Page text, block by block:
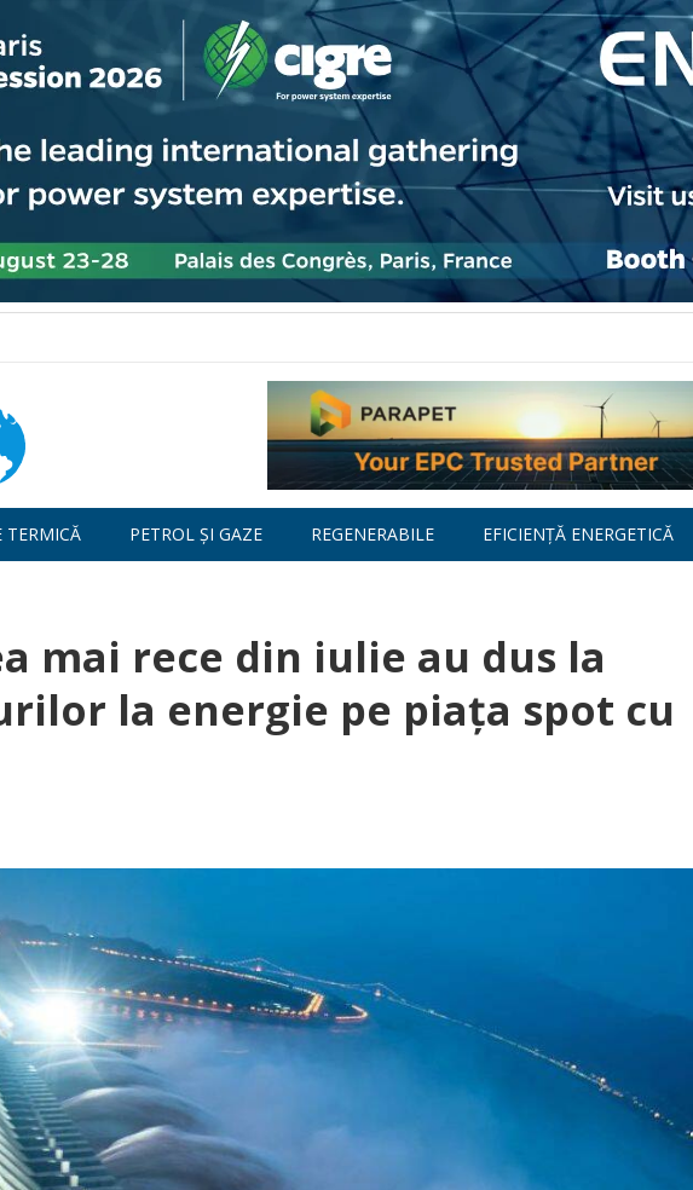
TERMICĂ PETROL ȘI GAZE REGENERABILE EFICIENȚĂ ENERGETICĂ
mai rece din iulie au dus la
la energie pe piaţa spot cu